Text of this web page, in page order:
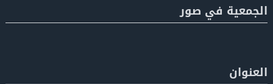
الجمعية في صور
العنوان